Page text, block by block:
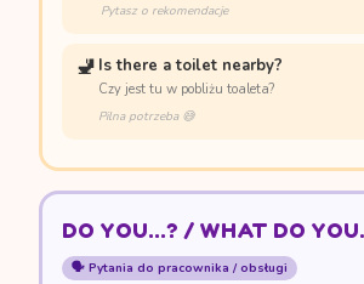
Pytasz o rekomendacje
🚽 Is there a toilet nearby?
Czy jest tu w pobliżu toaleta?
Pilna potrzeba 😅
DO YOU...? / WHAT DO
🗣️ Pytania do pracownika / obsługi